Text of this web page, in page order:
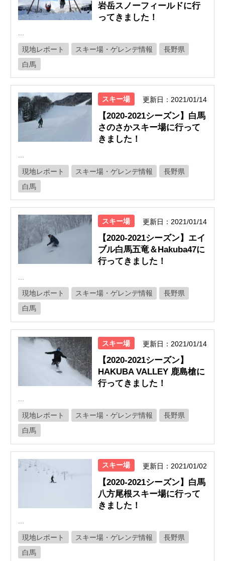
岩岳スノーフィールドに行
ってきました！
現地レポート スキー場・ゲレンデ情報
長野県
白馬
スキー場 更新日：2021/01/14
【2020-2021シーズン】白馬
さのさかスキー場に行って
きました！
現地レポート スキー場・ゲレンデ情報
長野県
白馬
スキー場 更新日：2021/01/14
【2020-2021シーズン】エイ
ブル白馬五竜＆Hakuba47に
行ってきました！
現地レポート スキー場・ゲレンデ情報
長野県
白馬
スキー場 更新日：2021/01/14
【2020-2021シーズン】
HAKUBA VALLEY 鹿島槍に
行ってきました！
...
現地レポート スキー場・ゲレンデ情報
長野県
白馬
スキー場 更新日：2021/01/02
【2020-2021シーズン】白馬
八方尾根スキー場に行って
きました！
現地レポート スキー場・ゲレンデ情報
長野県
白馬